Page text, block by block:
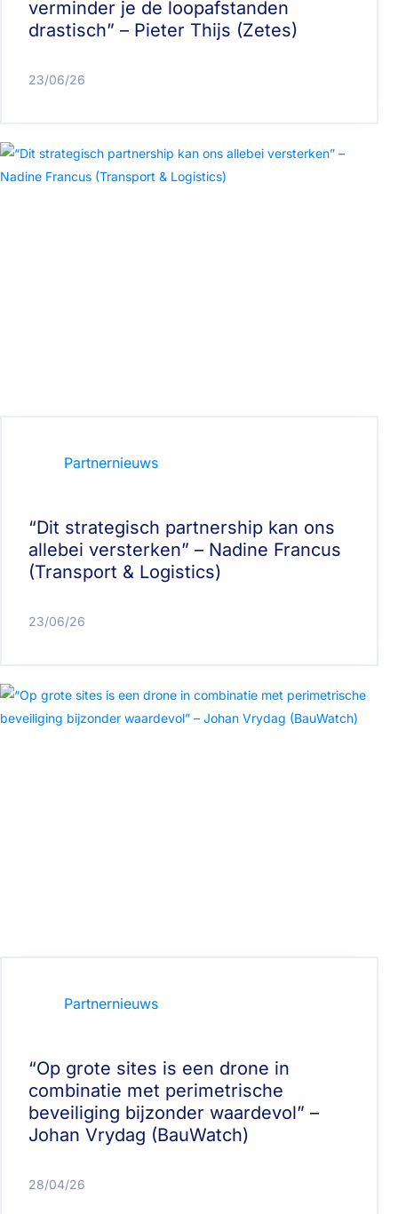
verminder je de loopafstanden
drastisch” – Pieter Thijs (Zetes)
23/06/26
Partnernieuws
“Dit strategisch partnership kan ons
allebei versterken” – Nadine Francus
(Transport & Logistics)
23/06/26
Partnernieuws
“Op grote sites is een drone in
combinatie met perimetrische
beveiliging bijzonder waardevol” –
Johan Vrydag (BauWatch)
28/04/26